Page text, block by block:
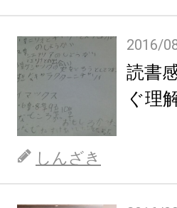
2016/
読書
ぐ理
しんざき